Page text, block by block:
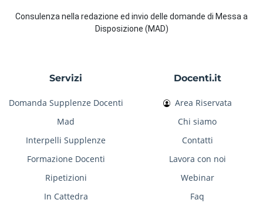
Consulenza nella redazione ed invio delle domande di Messa a
Disposizione (MAD)
Servizi
Domanda Supplenze Docenti
Mad
Interpelli Supplenze
Formazione Docenti
Ripetizioni
In Cattedra
Docenti.it
Area Riservata
Chi siamo
Contatti
Lavora con noi
Webinar
Faq